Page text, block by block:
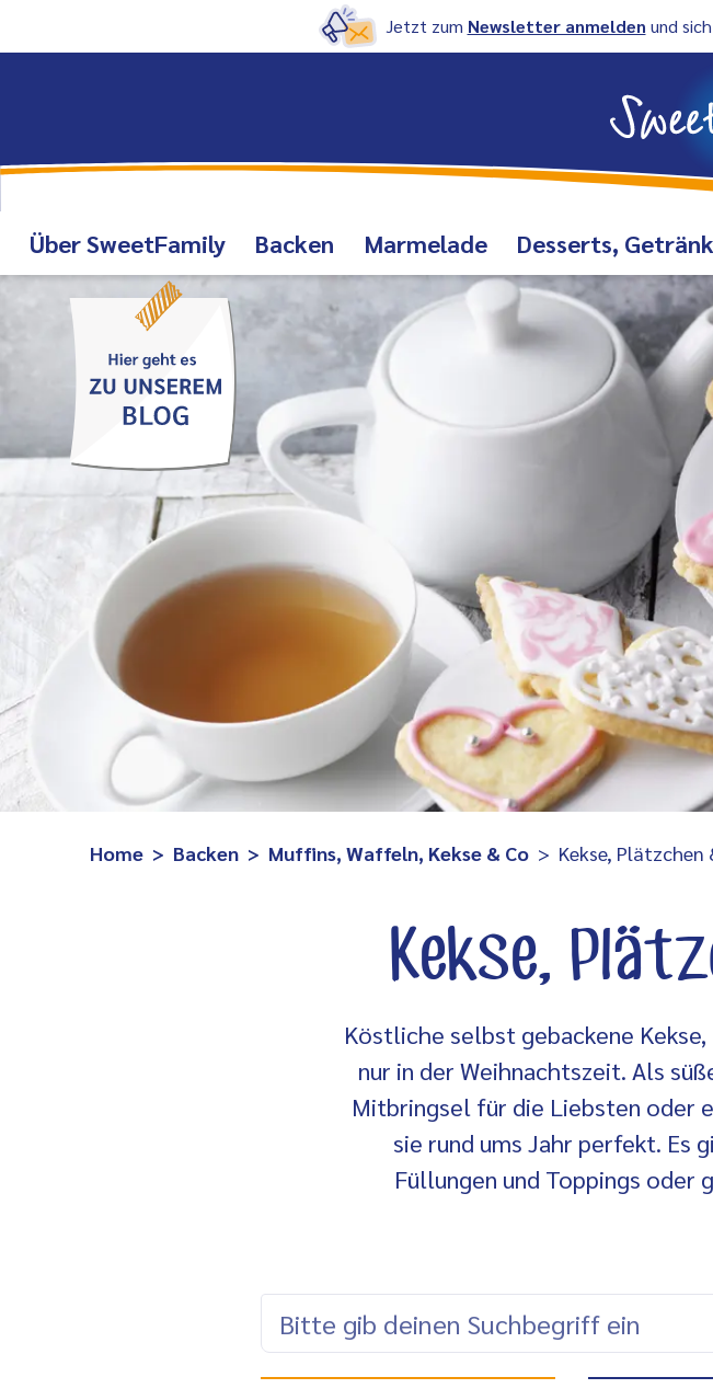
Jetzt zum Newsletter anmelden und
Über SweetFamily Backen Marmelade Desserts,
Home Backen Muffins, Waffeln, Kekse & Co Kekse, Plätzchen
Kekse,
Köstliche selbst gebackene
nur in der Weihnachtszeit. Als
Mitbringsel für die Liebsten oder
sie rund ums Jahr perfekt. Es
Füllungen und Toppings oder